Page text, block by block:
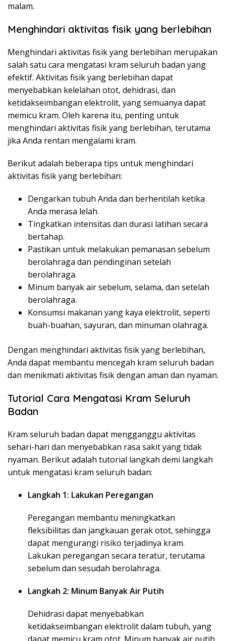
malam.
Menghindari aktivitas fisik yang berlebihan
Menghindari aktivitas fisik yang berlebihan merupakan
salah satu cara mengatasi kram seluruh badan yang
efektif. Aktivitas fisik yang berlebihan dapat
menyebabkan kelelahan otot, dehidrasi, dan
ketidakseimbangan elektrolit, yang semuanya dapat
memicu kram. Oleh karena itu, penting untuk
menghindari aktivitas fisik yang berlebihan, terutama
jika Anda rentan mengalami kram.
Berikut adalah beberapa tips untuk menghindari
aktivitas fisik yang berlebihan:
Dengarkan tubuh Anda dan berhentilah ketika
Anda merasa lelah.
Tingkatkan intensitas dan durasi latihan secara
bertahap.
Pastikan untuk melakukan pemanasan sebelum
berolahraga dan pendinginan setelah
berolahraga.
Minum banyak air sebelum, selama, dan setelah
berolahraga.
Konsumsi makanan yang kaya elektrolit, seperti
buah-buahan, sayuran, dan minuman olahraga.
Dengan menghindari aktivitas fisik yang berlebihan,
Anda dapat membantu mencegah kram seluruh badan
dan menikmati aktivitas fisik dengan aman dan nyaman.
Tutorial Cara Mengatasi Kram Seluruh
Badan
Kram seluruh badan dapat mengganggu aktivitas
sehari-hari dan menyebabkan rasa sakit yang tidak
nyaman. Berikut adalah tutorial langkah demi langkah
untuk mengatasi kram seluruh badan:
Langkah 1: Lakukan Peregangan
Peregangan membantu meningkatkan
fleksibilitas dan jangkauan gerak otot, sehingga
dapat mengurangi risiko terjadinya kram.
Lakukan peregangan secara teratur, terutama
sebelum dan sesudah berolahraga.
Langkah 2: Minum Banyak Air Putih
Dehidrasi dapat menyebabkan
ketidakseimbangan elektrolit dalam tubuh, yang